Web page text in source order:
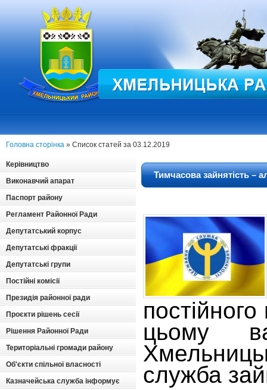
Головна сторінка » Список статей за 03.12.2019
Керівництво
Виконавчий апарат
Паспорт району
Регламент Районної Ради
Депутатський корпус
Депутатські фракції
Депутатські групи
Постійні комісії
Президія районної ради
Проєкти рішень сесії
Рішення Районної Ради
Територіальні громади району
Об'єкти спільної власності
Казначейська служба інформує
Тимчасова зайнятість –
цьому
служба